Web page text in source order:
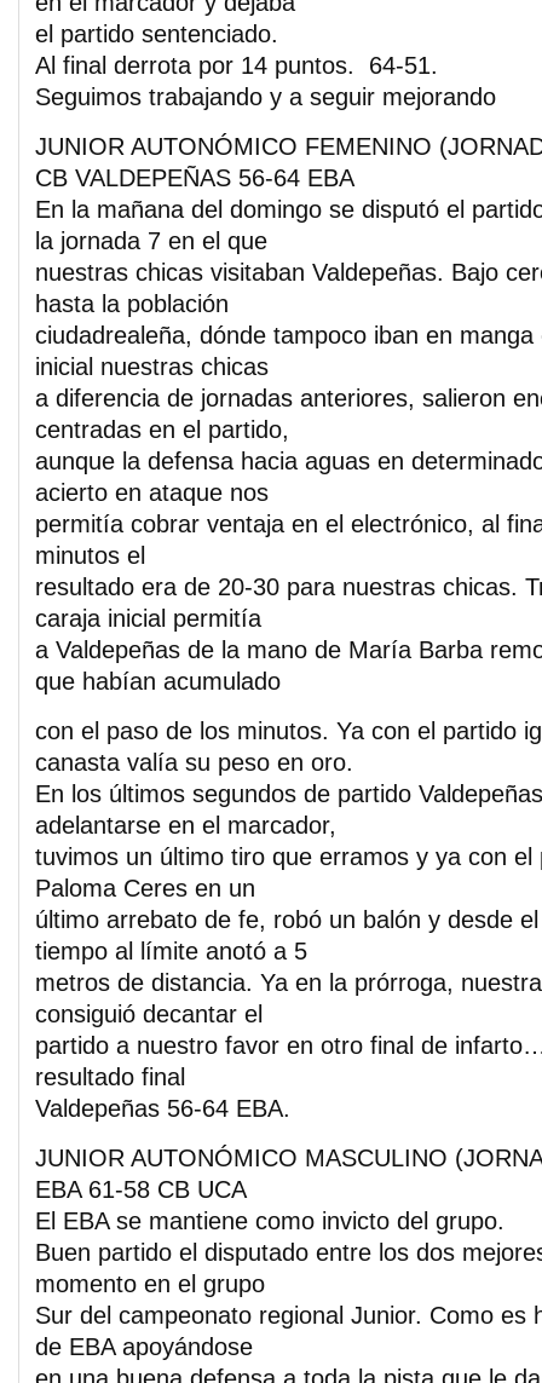
el partido sentenciado.
Al final derrota por 14 puntos. 64-51.
Seguimos trabajando y a seguir mejorando
JUNIOR AUTONÓMICO FEMENINO
CB VALDEPEÑAS 56-64 EBA
En la mañana del domingo se disputó el
la jornada 7 en el que
nuestras chicas visitaban Valdepeñas. Bajo
hasta la población
ciudadrealeña, dónde tampoco iban en
inicial nuestras chicas
a diferencia de jornadas anteriores, salieron
centradas en el partido,
aunque la defensa hacia aguas en
acierto en ataque nos
permitía cobrar ventaja en el electrónico, al
minutos el
resultado era de 20-30 para nuestras chicas.
caraja inicial permitía
a Valdepeñas de la mano de María Barba
que habían acumulado
con el paso de los minutos. Ya con el partido
canasta valía su peso en oro.
En los últimos segundos de partido
adelantarse en el marcador,
tuvimos un último tiro que erramos y ya con el
Paloma Ceres en un
último arrebato de fe, robó un balón y desde
tiempo al límite anotó a 5
metros de distancia. Ya en la prórroga,
consiguió decantar el
partido a nuestro favor en otro final de
resultado final
Valdepeñas 56-64 EBA.
JUNIOR AUTONÓMICO MASCULINO
EBA 61-58 CB UCA
El EBA se mantiene como invicto del grupo.
Buen partido el disputado entre los dos
momento en el grupo
Sur del campeonato regional Junior. Como es
de EBA apoyándose